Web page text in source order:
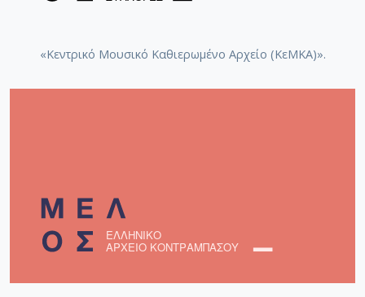
«Κεντρικό Μουσικό Καθιερωμένο Αρχείο (ΚεΜΚΑ)».